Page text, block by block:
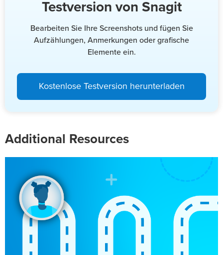
Testversion von Snagit
Bearbeiten Sie Ihre Screenshots und fügen Sie
Aufzählungen, Anmerkungen oder grafische
Elemente ein.
Kostenlose Testversion herunterladen
Additional Resources